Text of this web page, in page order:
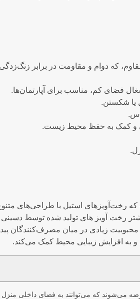
که دوام و مقاومت در برابر
فضای کم، مناسب برای آپارتمان‌ها.
یا شکستن.
کمک به حفظ محیط زیست.
که رخت‌آویزهای استیل با طراحی‌های
رخت آویز های تولید شده توسط دسینی
زیادی در میان مصرف‌کنندگان پیدا
به افزایش زیبایی محیط کمک می‌کند.
می‌شوند که می‌توانند به فضای داخلی منزل